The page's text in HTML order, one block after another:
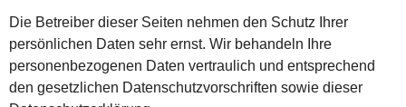
Die Betreiber dieser Seiten nehmen den Schutz Ihrer
persönlichen Daten sehr ernst. Wir behandeln Ihre
personenbezogenen Daten vertraulich und entsprechend
den gesetzlichen Datenschutzvorschriften sowie dieser